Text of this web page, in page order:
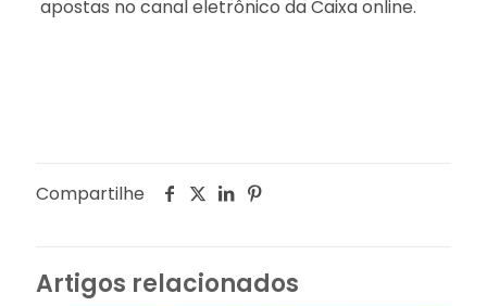
apostas no canal eletrônico da Caixa online.
Compartilhe
Artigos relacionados